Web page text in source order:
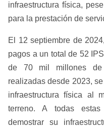
infraestructura física,
para la prestación de
El 12 septiembre de
pagos a un total de 52
de 70 mil millones de
realizadas desde 2023,
infraestructura física al
terreno. A todas
demostrar su